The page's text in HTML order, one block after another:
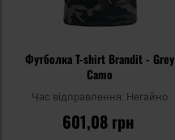
Футболка T-shirt Brandit - Grey
Camo
Час відправлення: Негайно
601,08 грн